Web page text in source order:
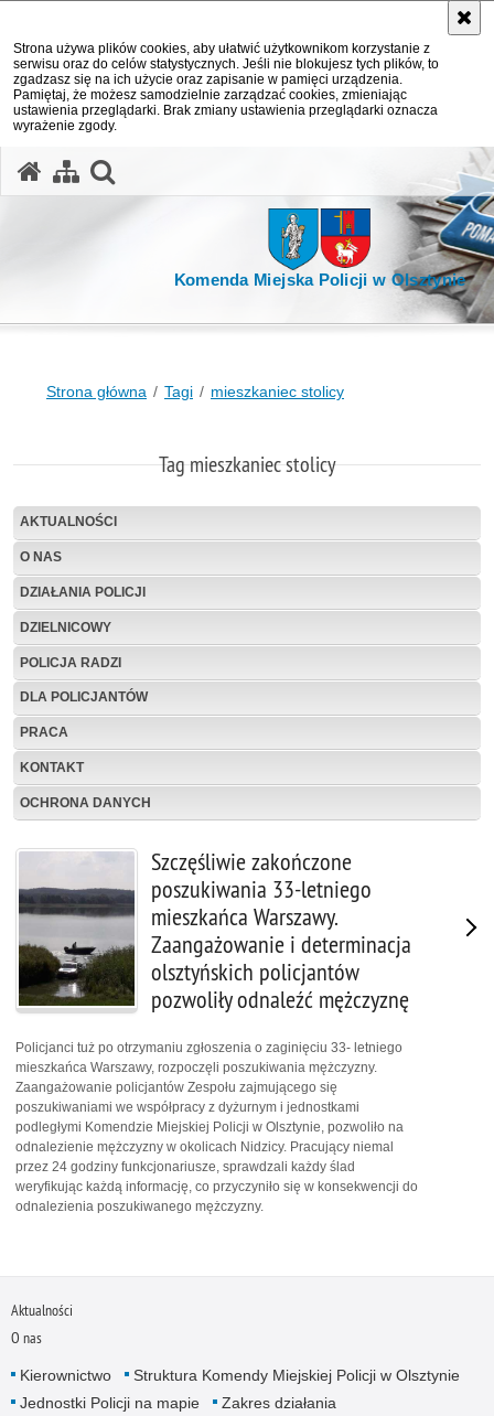
Strona używa plików cookies, aby ułatwić użytkownikom korzystanie z
serwisu oraz do celów statystycznych. Jeśli nie blokujesz tych plików, to
zgadzasz się na ich użycie oraz zapisanie w pamięci urządzenia.
Pamiętaj, że możesz samodzielnie zarządzać cookies, zmieniając
ustawienia przeglądarki. Brak zmiany ustawienia przeglądarki oznacza
wyrażenie zgody.
Komenda Miejska Policji w Olsztynie
Strona główna Tagi mieszkaniec stolicy
Tag mieszkaniec stolicy
AKTUALNOŚCI
O NAS
DZIAŁANIA POLICJI
DZIELNICOWY
POLICJA RADZI
DLA POLICJANTÓW
PRACA
KONTAKT
OCHRONA DANYCH
Szczęśliwie zakończone
poszukiwania 33-letniego
mieszkańca Warszawy.
Zaangażowanie i determinacja
olsztyńskich policjantów
pozwoliły odnaleźć mężczyznę
Policjanci tuż po otrzymaniu zgłoszenia o zaginięciu 33- letniego
mieszkańca Warszawy, rozpoczęli poszukiwania mężczyzny.
Zaangażowanie policjantów Zespołu zajmującego się
poszukiwaniami we współpracy z dyżurnym i jednostkami
podległymi Komendzie Miejskiej Policji w Olsztynie, pozwoliło na
odnalezienie mężczyzny w okolicach Nidzicy. Pracujący niemal
przez 24 godziny funkcjonariusze, sprawdzali każdy ślad
weryfikując każdą informację, co przyczyniło się w konsekwencji do
odnalezienia poszukiwanego mężczyzny.
Aktualności
O nas
Kierownictwo
Struktura Komendy Miejskiej Policji w Olsztynie
Jednostki Policji na mapie
Zakres działania